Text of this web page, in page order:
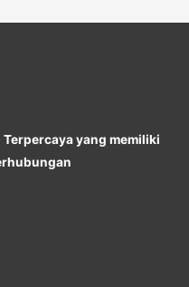
yang memiliki